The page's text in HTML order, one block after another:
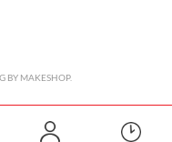
BY MAKESHOP.